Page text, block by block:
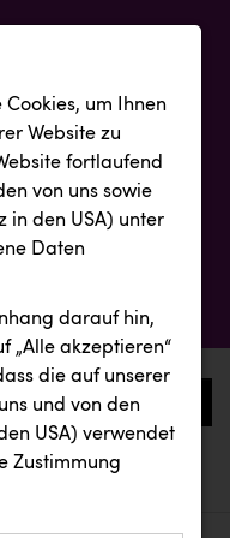
0
um Ihnen
Website zu
fortlaufend
von uns sowie
in den USA) unter
Daten
darauf hin,
„Alle akzeptieren“
die auf unserer
und von den
USA) verwendet
Zustimmung